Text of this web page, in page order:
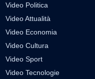
Video Politica
Video Attualità
Video Economia
Video Cultura
Video Sport
Video Tecnologie